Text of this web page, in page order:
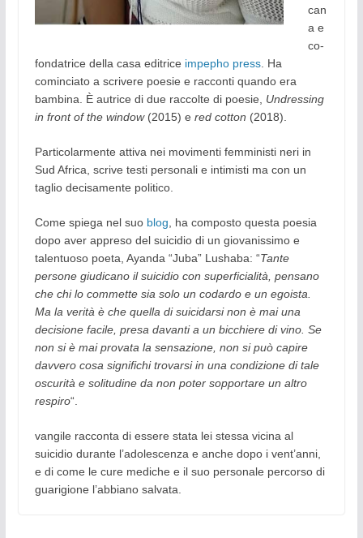
can
a e
co-
fondatrice della casa editrice impepho press. Ha
cominciato a scrivere poesie e racconti quando era
bambina. È autrice di due raccolte di poesie, Undressing
in front of the window(2015) e red cotton (2018).
Particolarmente attiva nei movimenti femministi neri in
Sud Africa, scrive testi personali e intimisti ma con un
taglio decisamente politico.
Come spiega nel suo blog , ha composto questa poesia
dopo aver appreso del suicidio di un giovanissimo e
talentuoso poeta, Ayanda “Juba” Lushaba: “Tante
persone giudicano il suicidio con superficialità, pensano
che chi lo commette sia solo un codardo e un egoista.
Ma la verità è che quella di suicidarsi non è mai una
decisione facile, presa davanti a un bicchiere di vino. Se
non si è mai provata la sensazione, non si può capire
davvero cosa significhi trovarsi in una condizione di tale
oscurità e solitudine da non poter sopportare un altro
respiro“.
vangile racconta di essere stata lei stessa vicina al
suicidio durante l’adolescenza e anche dopo i vent’anni,
e di come le cure mediche e il suo personale percorso di
guarigione l’abbiano salvata.